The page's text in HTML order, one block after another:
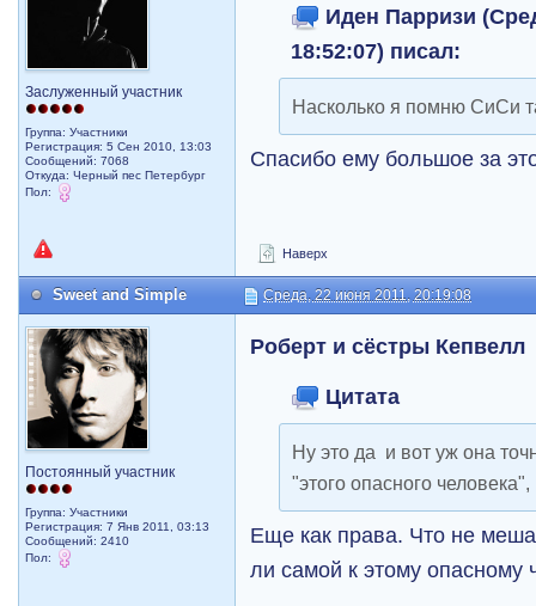
Заслуженный участник
Группа: Участники
Регистрация: 5 Сен 2010, 13:03
Сообщений: 7068
Откуда: Черный пес Петербург
Пол:
Иден Парризи
18:52:07) писал:
Насколько я помню СиСи
Спасибо ему большое за
Наверх
Sweet and Simple Среда, 22 июня 2011, 20:19:08
Постоянный участник
Группа: Участники
Регистрация: 7 Янв 2011, 03:13
Сообщений: 2410
Пол:
Роберт и сёстры Кепвелл
Цитата
Ну это да и вот уж она
"этого опасного
Еще как права. Что не
ли самой к этому опасному